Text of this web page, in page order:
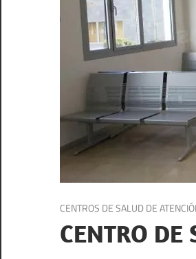
4 de julio de 2025
CENTROS DE SALUD DE
CENTRO DE